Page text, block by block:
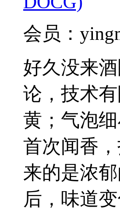
会员：
好久没来
论，技术
黄；气泡
首次闻香
来的是浓
后，味道